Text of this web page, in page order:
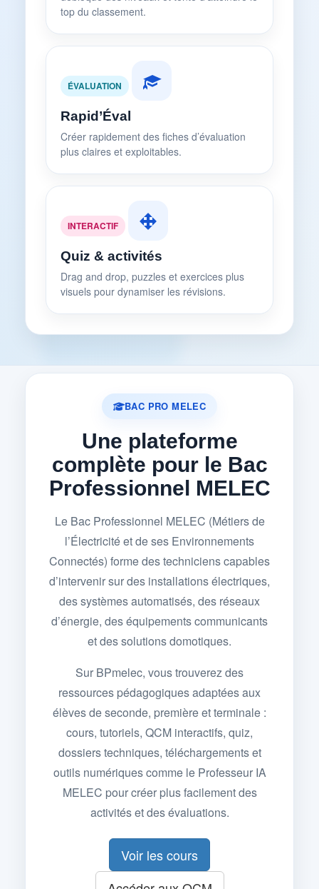
top du classement.
ÉVALUATION
Rapid’Éval
Créer rapidement des fiches d’évaluation
plus claires et exploitables.
INTERACTIF
Quiz & activités
Drag and drop, puzzles et exercices plus
visuels pour dynamiser les révisions.
BAC PRO MELEC
Une plateforme
complète pour le Bac
Professionnel MELEC
Le Bac Professionnel MELEC (Métiers de
l’Électricité et de ses Environnements
Connectés) forme des techniciens capables
d’intervenir sur des installations électriques,
des systèmes automatisés, des réseaux
d’énergie, des équipements communicants
et des solutions domotiques.
Sur BPmelec, vous trouverez des
ressources pédagogiques adaptées aux
élèves de seconde, première et terminale :
cours, tutoriels, QCM interactifs, quiz,
dossiers techniques, téléchargements et
outils numériques comme le Professeur IA
MELEC pour créer plus facilement des
activités et des évaluations.
Voir les cours